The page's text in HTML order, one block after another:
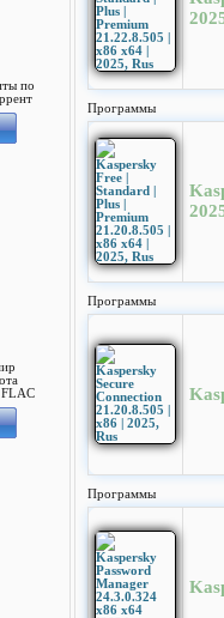
Программы
Программы
Программы